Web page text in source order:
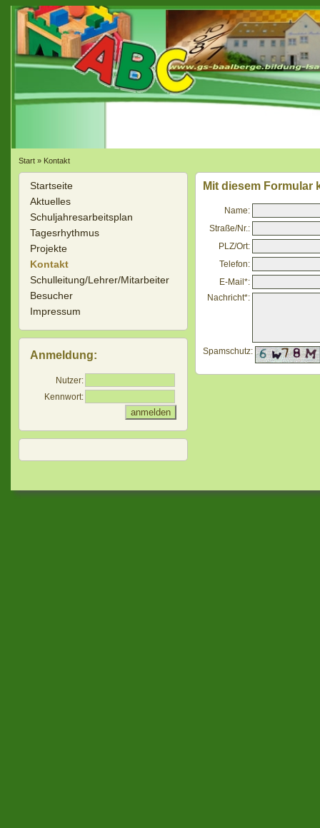
Start» Kontakt
Startseite
Aktuelles
Schuljahresarbeitsplan
Tagesrhythmus
Projekte
Kontakt
Schulleitung/Lehrer/Mitarbeiter
Besucher
Impressum
Anmeldung:
Nutzer:
Kennwort:
Mit diesem Formular
Name:
Straße/Nr.:
PLZ/Ort:
Telefon:
E-Mail*:
Nachricht*:
Spamschutz: